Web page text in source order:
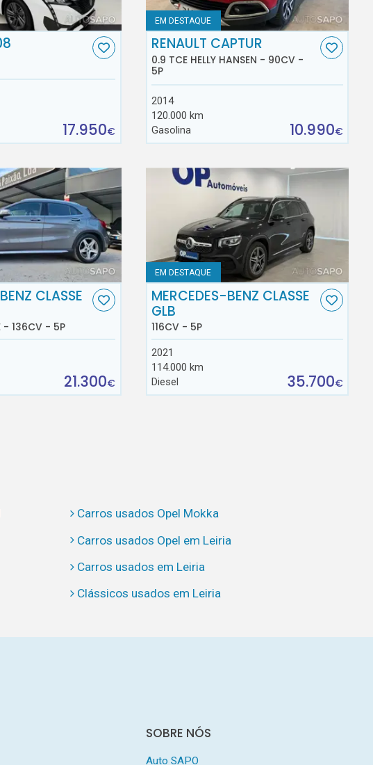
17.950€
EM DESTAQUE
RENAULT CAPTUR
0.9 TCE HELLY HANSEN - 90CV -
5P
2014
120.000 km
Gasolina
10.990€
CLASSE
- 136CV - 5P
21.300€
EM DESTAQUE
MERCEDES-BENZ CLASSE
GLB
116CV - 5P
2021
114.000 km
Diesel
35.700€
Carros usados Opel Mokka
Carros usados Opel em Leiria
Carros usados em Leiria
Clássicos usados em Leiria
SOBRE NÓS
Auto SAPO